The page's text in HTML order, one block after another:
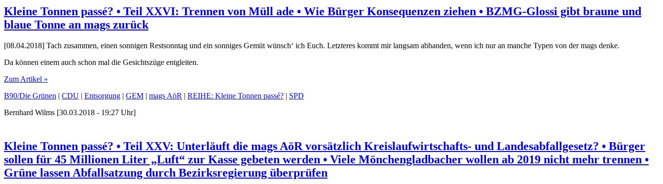
Kleine Tonnen passé? • Teil XXVI: Trennen von Müll ade • Wie Bürger Konsequenzen ziehen • BZMG-Glossi gibt braune und
blaue Tonne an mags zurück
[08.04.2018] Tach zusammen, einen sonnigen Restsonntag und ein sonniges Gemüt wünsch‘ ich Euch. Letzteres kommt mir langsam abhanden, wenn ich nur an manche Typen von der mags denke.
Da können einem auch schon mal die Gesichtszüge entgleiten.
Zum Artikel »
B90/Die Grünen | CDU | Entsorgung | GEM | mags AöR | REIHE: Kleine Tonnen passé? | SPD
Bernhard Wilms [30.03.2018 - 19:27 Uhr]
Kleine Tonnen passé? • Teil XXV: Unterläuft die mags AöR vorsätzlich Kreislaufwirtschafts- und Landesabfallgesetz? • Bürger
sollen für 45 Millionen Liter „Luft“ zur Kasse gebeten werden • Viele Mönchengladbacher wollen ab 2019 nicht mehr trennen •
Grüne lassen Abfallsatzung durch Bezirksregierung überprüfen